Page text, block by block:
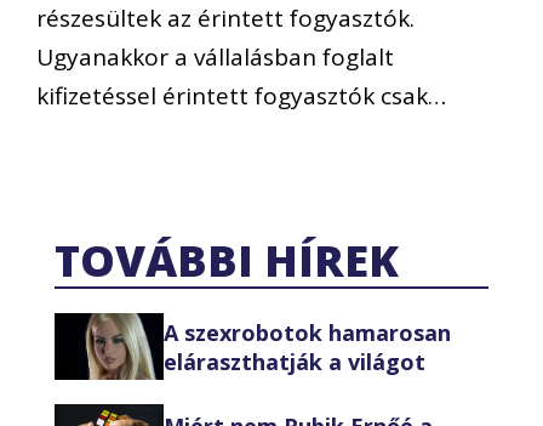
részesültek az érintett fogyasztók.
Ugyanakkor a vállalásban foglalt
kifizetéssel érintett fogyasztók csak…
TOVÁBBI HÍREK
A szexrobotok hamarosan
eláraszthatják a világot